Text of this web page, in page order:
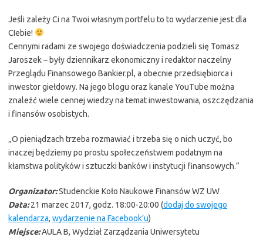
Jeśli zależy Ci na Twoi własnym portfelu to to wydarzenie jest dla
CIebie!
Cennymi radami ze swojego doświadczenia podzieli się Tomasz
Jaroszek – były dziennikarz ekonomiczny i redaktor naczelny
Przeglądu Finansowego Bankier.pl, a obecnie przedsiębiorca i
inwestor giełdowy. Na jego blogu oraz kanale YouTube można
znaleźć wiele cennej wiedzy na temat inwestowania, oszczędzania
i finansów osobistych.
„O pieniądzach trzeba rozmawiać i trzeba się o nich uczyć, bo
inaczej będziemy po prostu społeczeństwem podatnym na
kłamstwa polityków i sztuczki banków i instytucji finansowych.”
Organizator:Studenckie Koło Naukowe Finansów WZ UW
Data:21 marzec 2017, godz. 18:00-20:00 (dodaj do swojego
kalendarza, wydarzenie na Facebook’u)
Miejsce:AULA B, Wydział Zarządzania Uniwersytetu